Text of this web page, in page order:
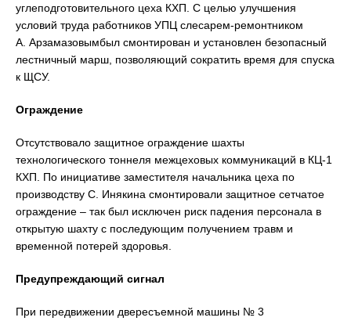
углеподготовительного цеха КХП. С целью улучшения
условий труда работников УПЦ слесарем-ремонтником
А. Арзамазовымбыл смонтирован и установлен безопасный
лестничный марш, позволяющий сократить время для спуска
к ЩСУ.
Ограждение
Отсутствовало защитное ограждение шахты
технологического тоннеля межцеховых коммуникаций в КЦ-1
КХП. По инициативе заместителя начальника цеха по
производству С. Инякина смонтировали защитное сетчатое
ограждение – так был исключен риск падения персонала в
открытую шахту с последующим получением травм и
временной потерей здоровья.
Предупреждающий сигнал
При передвижении двересъемной машины № 3